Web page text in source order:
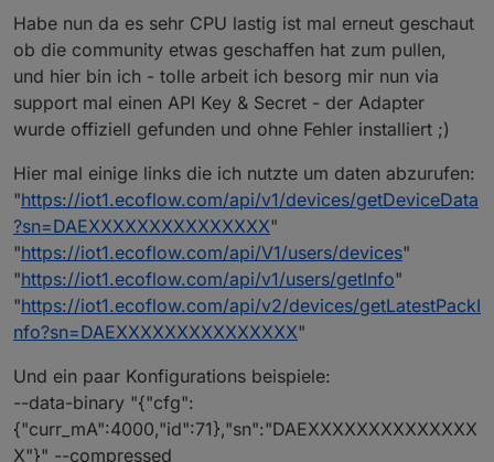
Habe nun da es sehr CPU lastig ist mal erneut geschaut
ob die community etwas geschaffen hat zum pullen,
und hier bin ich - tolle arbeit ich besorg mir nun via
support mal einen API Key & Secret - der Adapter
wurde offiziell gefunden und ohne Fehler installiert ;)
Hier mal einige links die ich nutzte um daten abzurufen:
"https://iot1.ecoflow.com/api/v1/devices/getDeviceData
?sn=DAEXXXXXXXXXXXXXXX"
"https://iot1.ecoflow.com/api/V1/users/devices"
"https://iot1.ecoflow.com/api/v1/users/getInfo"
"https://iot1.ecoflow.com/api/v2/devices/getLatestPackI
nfo?sn=DAEXXXXXXXXXXXXXXX"
Und ein paar Konfigurations beispiele:
--data-binary "{"cfg":
{"curr_mA":4000,"id":71},"sn":"DAEXXXXXXXXXXXXXX
X"}" --compressed